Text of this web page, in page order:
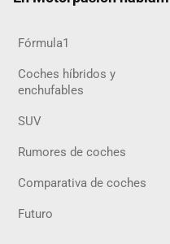
Fórmula1
Coches híbridos y
enchufables
SUV
Rumores de coches
Comparativa de coches
Futuro